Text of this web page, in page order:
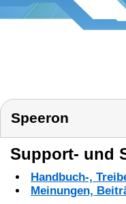
Speeron
Support- und
Handbuch-,
Meinungen,